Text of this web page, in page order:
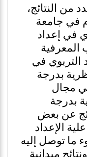
من النتائج،
في جامعة
في إعداد
المعرفية
التربوي في
بدرجة
مجال
بدرجة
عن بعض
الإعداد
ما توصل إليه